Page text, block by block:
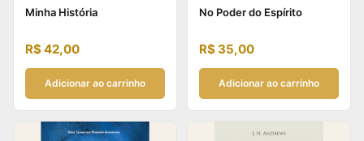
Minha História
R$42,00
Adicionar ao carrinho
No Poder do Espírito
R$ 35,00
Adicionar ao carrinho